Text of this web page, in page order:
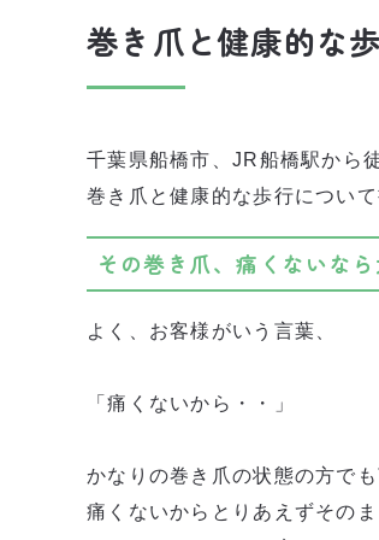
巻き爪と健康的な
千葉県船橋市、JR船橋駅から
巻き爪と健康的な歩行につい
その巻き爪、痛くないな
よく、お客様がいう言葉、
「痛くないから・・」
かなりの巻き爪の状態の方でも
痛くないからとりあえずその